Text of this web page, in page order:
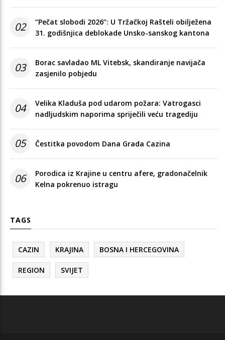
02
“Pečat slobodi 2026”: U Tržačkoj Rašteli obilježena
31. godišnjica deblokade Unsko-sanskog kantona
03
Borac savladao ML Vitebsk, skandiranje navijača
zasjenilo pobjedu
04
Velika Kladuša pod udarom požara: Vatrogasci
nadljudskim naporima spriječili veću tragediju
05 Čestitka povodom Dana Grada Cazina
06
Porodica iz Krajine u centru afere, gradonačelnik
Kelna pokrenuo istragu
TAGS
CAZIN KRAJINA BOSNA I HERCEGOVINA
REGION SVIJET